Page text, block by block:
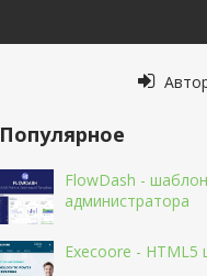
Популярное
FlowDash - шаблон
администратора
Execoore - HTML5